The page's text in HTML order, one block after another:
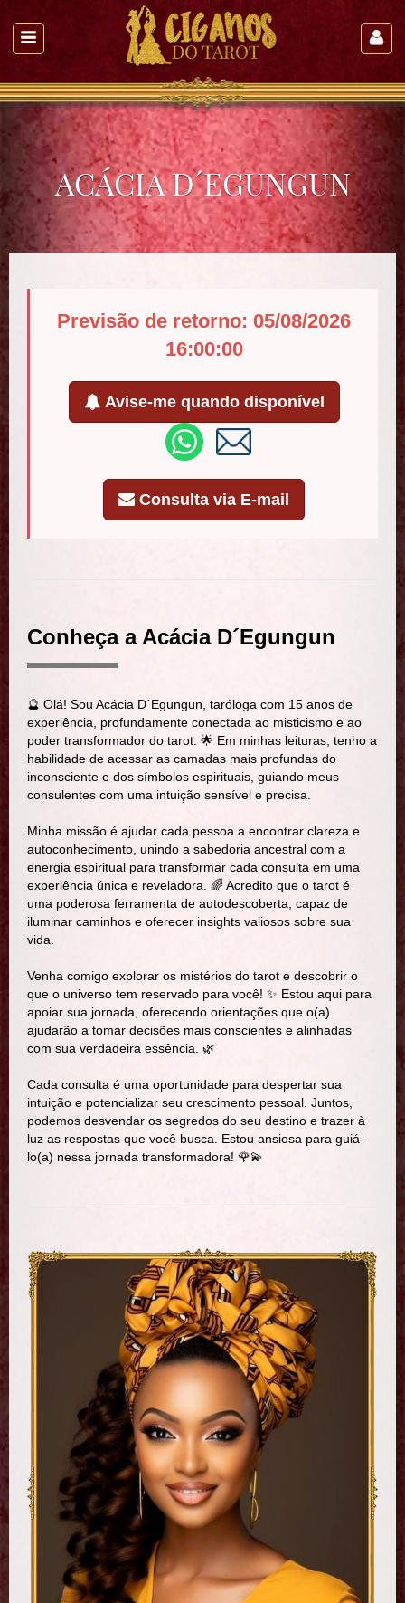
ACÁCIA D´EGUNGUN
Previsão de retorno: 05/08/2026
16:00:00
Avise-me quando disponível
Consulta via E-mail
Conheça a Acácia D´Egungun
🔮 Olá! Sou Acácia D´Egungun, taróloga com 15 anos de
experiência, profundamente conectada ao misticismo e ao
poder transformador do tarot. 🌟 Em minhas leituras, tenho a
habilidade de acessar as camadas mais profundas do
inconsciente e dos símbolos espirituais, guiando meus
consulentes com uma intuição sensível e precisa.
Minha missão é ajudar cada pessoa a encontrar clareza e
autoconhecimento, unindo a sabedoria ancestral com a
energia espiritual para transformar cada consulta em uma
experiência única e reveladora. 🌈 Acredito que o tarot é
uma poderosa ferramenta de autodescoberta, capaz de
iluminar caminhos e oferecer insights valiosos sobre sua
vida.
Venha comigo explorar os mistérios do tarot e descobrir o
que o universo tem reservado para você! ✨ Estou aqui para
apoiar sua jornada, oferecendo orientações que o(a)
ajudarão a tomar decisões mais conscientes e alinhadas
com sua verdadeira essência. 🌿
Cada consulta é uma oportunidade para despertar sua
intuição e potencializar seu crescimento pessoal. Juntos,
podemos desvendar os segredos do seu destino e trazer à
luz as respostas que você busca. Estou ansiosa para guiá-
lo(a) nessa jornada transformadora! 🌹💫